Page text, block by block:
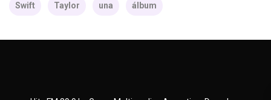
Swift Taylor una álbum